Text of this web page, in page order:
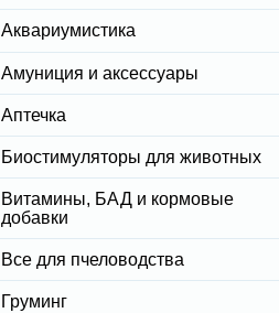
Аквариумистика
Амуниция и аксессуары
Аптечка
Биостимуляторы для животных
Витамины, БАД и кормовые
добавки
Все для пчеловодства
Груминг